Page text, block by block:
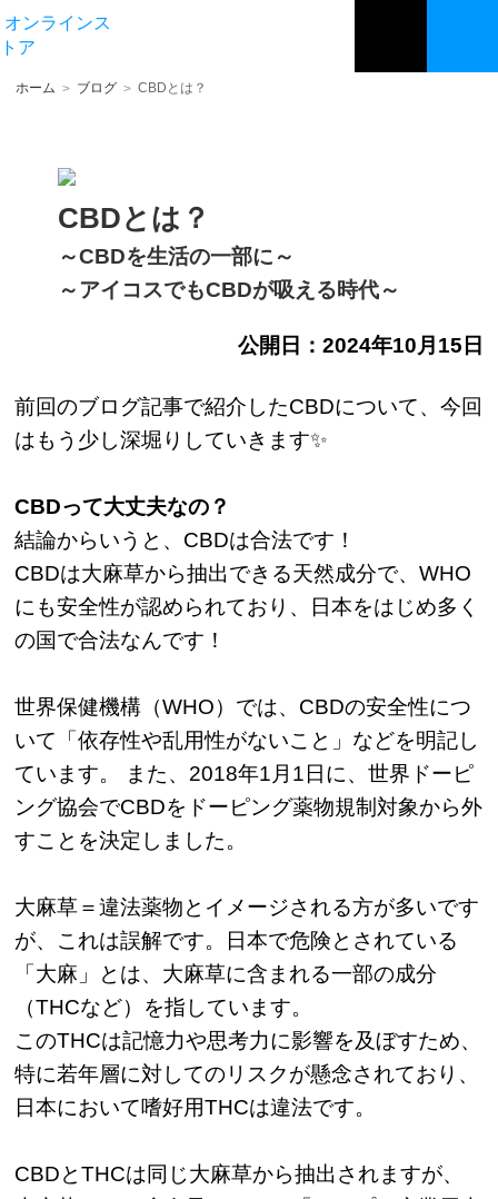
オンラインス
トア
ホーム > ブログ > CBDとは？
CBDとは？
～CBDを生活の一部に～
～アイコスでもCBDが吸える時代～
公開日：2024年10月15日
前回のブログ記事で紹介したCBDについて、今回
はもう少し深堀りしていきます✨
CBDって大丈夫なの？
結論からいうと、CBDは合法です！
CBDは大麻草から抽出できる天然成分で、WHO
にも安全性が認められており、日本をはじめ多く
の国で合法なんです！
世界保健機構（WHO）では、CBDの安全性につ
いて「依存性や乱用性がないこと」などを明記し
ています。 また、2018年1月1日に、世界ドーピ
ング協会でCBDをドーピング薬物規制対象から外
すことを決定しました。
大麻草＝違法薬物とイメージされる方が多いです
が、これは誤解です。日本で危険とされている
「大麻」とは、大麻草に含まれる一部の成分
（THCなど）を指しています。
このTHCは記憶力や思考力に影響を及ぼすため、
特に若年層に対してのリスクが懸念されており、
日本において嗜好用THCは違法です。
CBDとTHCは同じ大麻草から抽出されますが、